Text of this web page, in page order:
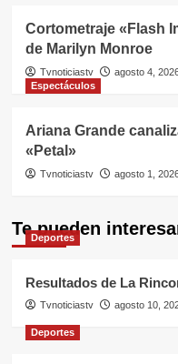
Cortometraje «Flash
de Marilyn Monroe
Tvnoticiastv
agosto 4,
Espectáculos
Ariana Grande
«Petal»
Tvnoticiastv agosto 1,
Te pueden
Deportes
Resultados de La
Tvnoticiastv agosto 10,
Deportes